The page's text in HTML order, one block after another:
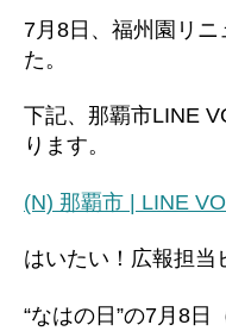
7月8日、福州園リ
た。
下記、那覇市LINE
ります。
(N) 那覇市 | LINE
はいたい！広報担当
“なはの日”の7月8日